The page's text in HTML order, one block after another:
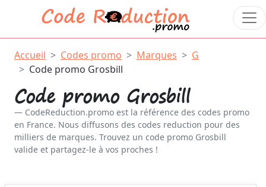
Accueil Codes promo Marques
G
Code promo Grosbill
Code promo Grosbill
CodeReduction.promo est la référence des codes promo
en France. Nous diffusons des codes reduction pour des
milliers de marques. Trouvez un code promo Grosbill
valide et partagez-le à vos proches !